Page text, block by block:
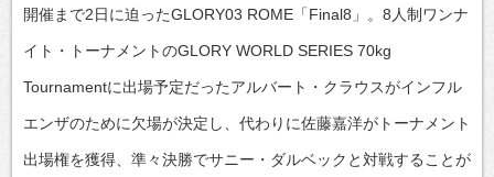
開催まで2日に迫ったGLORY03 ROME「Final8」。8人制ワンナ
イト・トーナメントのGLORY WORLD SERIES 70kg
Tournamentに出場予定だったアルバート・クラウスがインフル
エンザのために欠場が決定し、代わりに佐藤嘉洋がトーナメント
出場権を獲得、準々決勝でサニー・ダルベックと対戦することが